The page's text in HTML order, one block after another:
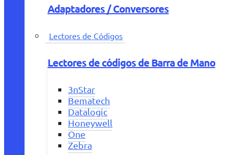
Adaptadores / Conversores
Lectores de Códigos
Lectores de códigos de Barra de Mano
3nStar
Bematech
Datalogic
Honeywell
One
Zebra